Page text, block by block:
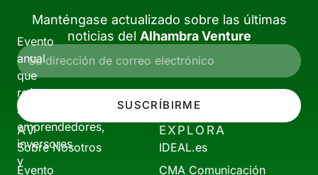
Evento
anual
que
reúne
a
emprendedores,
inversores
y
Manténgase actualizado sobre las últimas
noticias del Alhambra Venture
SUSCRÍBIRME
AV
Sobre Nosotros
Evento
EXPLORA
IDEAL.es
CMA Comunicación